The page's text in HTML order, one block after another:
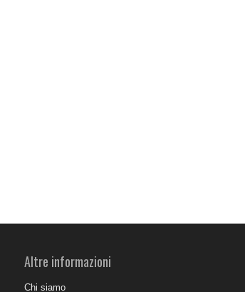
Altre informazioni
Chi siamo